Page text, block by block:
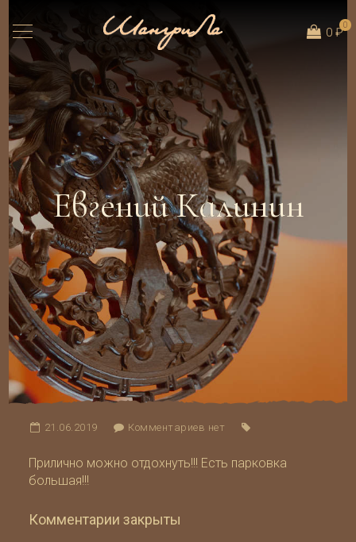
0
0 ₽
Евгений Калинин
21.06.2019 Комментариев нет
Прилично можно отдохнуть!!! Есть парковка
большая!!!
Комментарии закрыты